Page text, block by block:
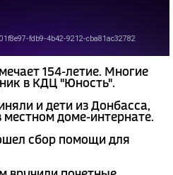
154-летие. Многие
в КДЦ "Юность".
и дети из Донбасса,
местном доме-интернате.
сбор помощи для